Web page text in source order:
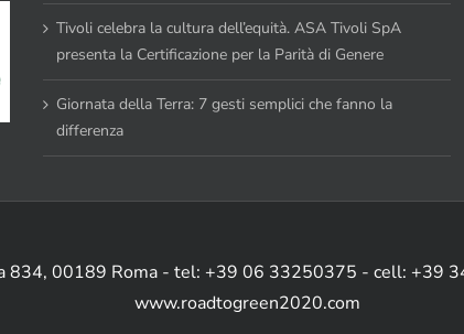
Tivoli celebra la cultura dell’equità. ASA Tivoli SpA
presenta la Certificazione per la Parità di Genere
Giornata della Terra: 7 gesti semplici che fanno la
differenza
834, 00189 Roma - tel: +39 06 33250375 - cell: +39
www.roadtogreen2020.com